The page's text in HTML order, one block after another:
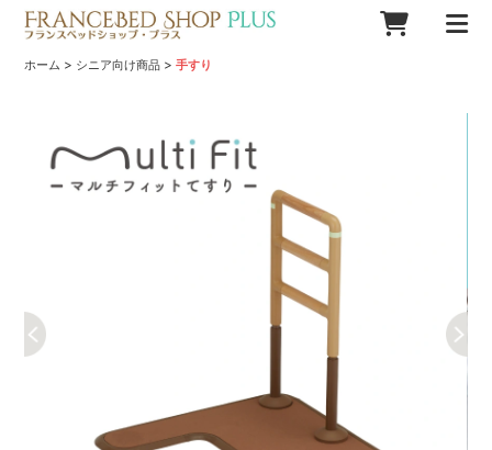
ホーム > シニア向け商品 >手すり